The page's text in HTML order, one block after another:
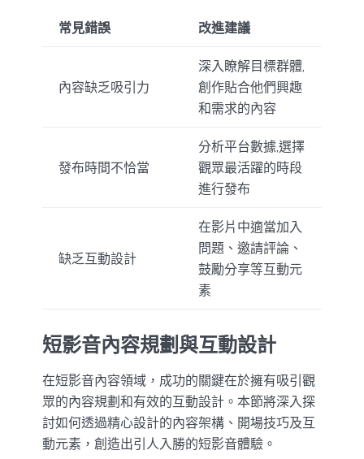
常見錯誤 改進建議
內容缺乏吸引力
深入瞭解目標群體,
創作貼合他們興趣
和需求的內容
發布時間不恰當
分析平台數據,選擇
觀眾最活躍的時段
進行發布
缺乏互動設計
在影片中適當加入
問題、邀請評論、
鼓勵分享等互動元
素
短影音內容規劃與互動設計
在短影音內容領域，成功的關鍵在於擁有吸引觀
眾的內容規劃和有效的互動設計。本節將深入探
討如何透過精心設計的內容架構、開場技巧及互
動元素，創造出引人入勝的短影音體驗。